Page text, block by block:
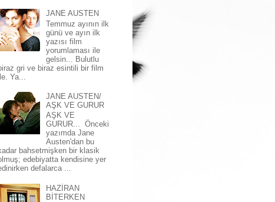
JANE AUSTEN
Temmuz ayının ilk
günü ve ayın ilk
yazısı film
yorumlaması ile
gelsin... Bulutlu
gri ve biraz esintili bir film
Ya...
JANE AUSTEN/
AŞK VE GURUR
AŞK VE
GURUR... Önceki
yazımda Jane
Austen'dan bu
bahsetmişken bir klasik
edebiyatta kendisine yer
defalarca ...
HAZİRAN
BİTERKEN